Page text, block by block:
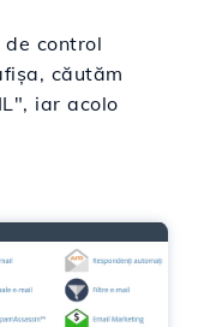
control
căutăm
iar acolo